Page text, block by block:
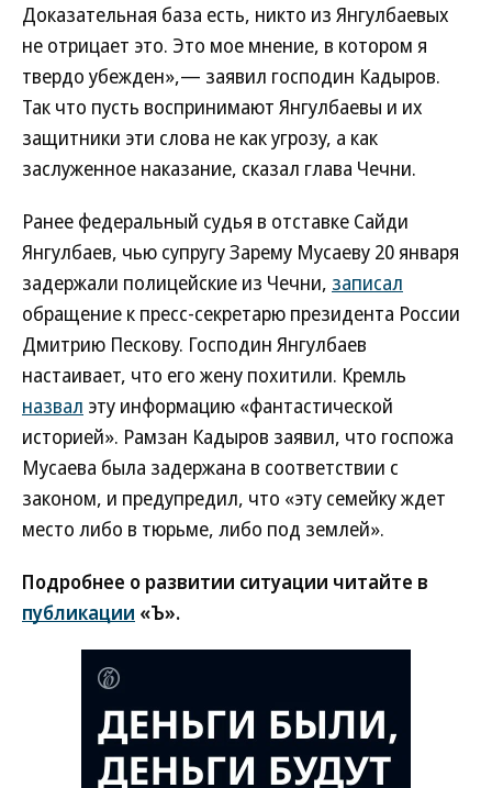
Доказательная база есть, никто из Янгулбаевых
не отрицает это. Это мое мнение, в котором я
твердо убежден»,— заявил господин Кадыров.
Так что пусть воспринимают Янгулбаевы и их
защитники эти слова не как угрозу, а как
заслуженное наказание, сказал глава Чечни.
Ранее федеральный судья в отставке Сайди
Янгулбаев, чью супругу Зарему Мусаеву 20 января
задержали полицейские из Чечни, записал
обращение к пресс-секретарю президента России
Дмитрию Пескову. Господин Янгулбаев
настаивает, что его жену похитили. Кремль
назвал эту информацию «фантастической
историей». Рамзан Кадыров заявил, что госпожа
Мусаева была задержана в соответствии с
законом, и предупредил, что «эту семейку ждет
место либо в тюрьме, либо под землей».
Подробнее о развитии ситуации читайте в
публикации «Ъ».